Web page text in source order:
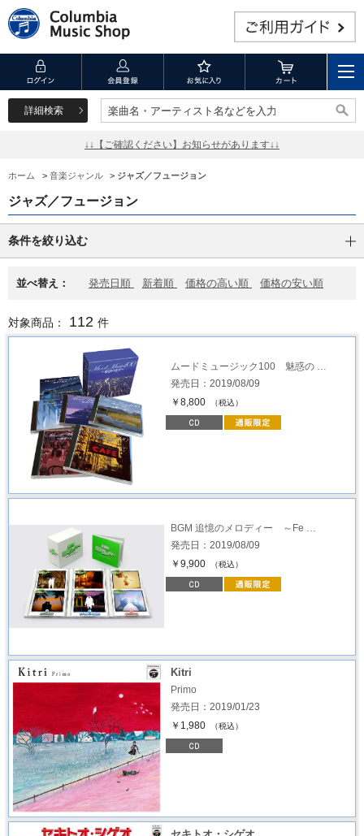
詳細検索 楽曲名・アーティスト名などを入力
楽曲名・アーティスト名などを入力
↓↓【ご確認ください】お知らせがあります↓↓
ホーム > 音楽ジャンル > ジャズ／フュージョン
ジャズ／フュージョン
条件を絞り込む
並べ替え： 発売日順 新着順 価格の高い順 価格の安い順
対象商品： 112 件
ムードミュージック100 魅惑の …
発売日：2019/08/09
￥8,800
（税込）
BGM 追憶のメロディー ～Fe …
発売日：2019/08/09
￥9,900
（税込）
Kitri
Primo
発売日：2019/01/23
￥1,980
（税込）